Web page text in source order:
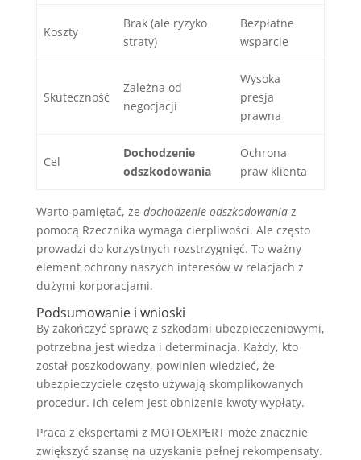
Koszty
Brak (ale ryzyko
straty)
Bezpłatne
wsparcie
Skuteczność
Zależna od
negocjacji
Wysoka
presja
prawna
Cel
Dochodzenie
odszkodowania
Ochrona
praw klienta
Warto pamiętać, że dochodzenie odszkodowaniaz
pomocą Rzecznika wymaga cierpliwości. Ale często
prowadzi do korzystnych rozstrzygnięć. To ważny
element ochrony naszych interesów w relacjach z
dużymi korporacjami.
Podsumowanie i wnioski
By zakończyć sprawę z szkodami ubezpieczeniowymi,
potrzebna jest wiedza i determinacja. Każdy, kto
został poszkodowany, powinien wiedzieć, że
ubezpieczyciele często używają skomplikowanych
procedur. Ich celem jest obniżenie kwoty wypłaty.
Praca z ekspertami z MOTOEXPERT może znacznie
zwiększyć szansę na uzyskanie pełnej rekompensaty.